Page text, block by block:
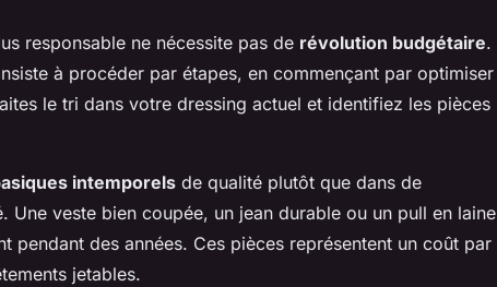
responsable ne nécessite pas de révolution budgétaire.
à procéder par étapes, en commençant par optimiser
le tri dans votre dressing actuel et identifiez les pièces
intemporels de qualité plutôt que dans de
Une veste bien coupée, un jean durable ou un pull en laine
pendant des années. Ces pièces représentent un coût par
jetables.